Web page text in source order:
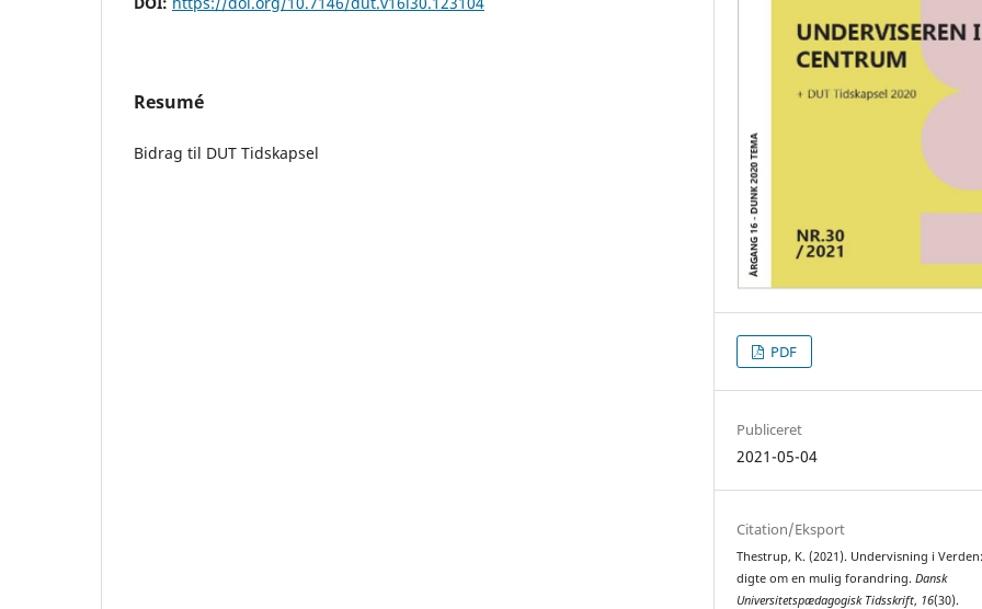
Resumé
Bidrag til DUT Tidskapsel
PDF
Publiceret
2021-05-04
Citation/Eksport
Thestrup, K. (2021). Undervisning i
digte om en mulig forandring.Dansk
Universitetspædagogisk Tidsskrift, 16(30).